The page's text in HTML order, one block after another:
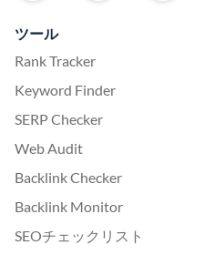
ツール
Rank Tracker
Keyword Finder
SERP Checker
Web Audit
Backlink Checker
Backlink Monitor
SEOチェックリスト